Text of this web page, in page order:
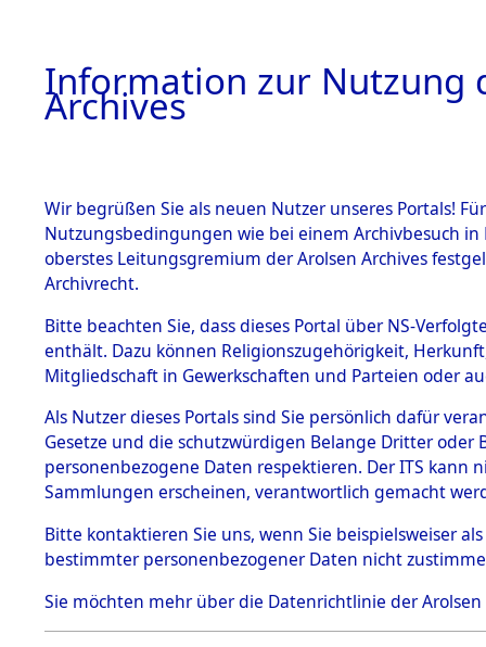
BESTÄNDE
1.
mente
5. Verschiedenes
5.3
Todesmärsche
5.3.1 Alliierte
Erhebungen
zu
Todesmärsch
en
5.3.2
Aktion
→0041
Information zur Nutzung
Archives
Wir begrüßen Sie als neuen Nutzer unseres Portals!
Nutzungsbedingungen wie bei einem Archivbesuch
oberstes Leitungsgremium der Arolsen Archives
Archivrecht.
Bitte beachten Sie, dass dieses Portal über NS-
enthält. Dazu können Religionszugehörigkeit,
Mitgliedschaft in Gewerkschaften und Parteien oder
Als Nutzer dieses Portals sind Sie persönlich dafür
Gesetze und die schutzwürdigen Belange Dritter
personenbezogene Daten respektieren. Der ITS
Sammlungen erscheinen, verantwortlich gemacht
Bitte kontaktieren Sie uns, wenn Sie beispielsweiser
bestimmter personenbezogener Daten nicht
Sie möchten mehr über die Datenrichtlinie der Arolsen